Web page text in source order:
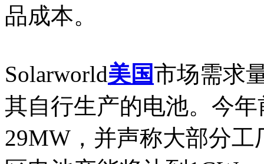
品成本。
Solarworld美国市场需求
其自行生产的电池。今
29MW，并声称大部分